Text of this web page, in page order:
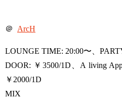
＠ ArcH
LOUNGE TIME: 20:00〜、
DOOR: ￥3500/1D、A living
￥2000/1D
MIX